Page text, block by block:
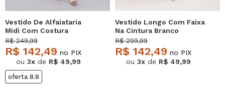
Vestido De Alfaiataria
Midi Com Costura
Contrastantes Vinho
Salvatore
R$ 249,99
R$ 142,49 no PIX
ou 3x de R$ 49,99
oferta 8.8
Vestido Longo Com Faixa
Na Cintura Branco
Salvatore
R$ 299,99
R$ 142,49 no PIX
ou 3x de R$ 49,99